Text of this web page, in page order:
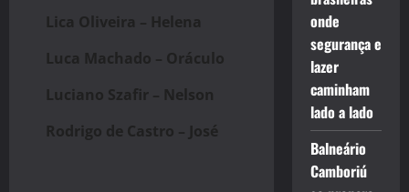
Lica Oliveira – Helena
Luca Machado – Oráculo
Luciano Szafir – Nelson
Rodrigo de Castro – José
onde
segurança e
lazer
caminham
lado a lado
Balneário
Camboriú